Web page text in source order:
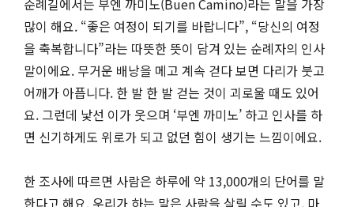
순례길에서는 부엔 까미노(Buen Camino)라는 말을 가장
많이 해요. “좋은 여정이 되기를 바랍니다”, “당신의 여정
을 축복합니다”라는 따뜻한 뜻이 담겨 있는 순례자의 인사
말이에요. 무거운 배낭을 메고 계속 걷다 보면 다리가 붓고
어깨가 아픕니다. 한 발 한 발 걷는 것이 괴로울 때도 있어
요. 그런데 낯선 이가 웃으며 ‘부엔 까미노’ 하고 인사를 하
면 신기하게도 위로가 되고 없던 힘이 생기는 느낌이에요.
한 조사에 따르면 사람은 하루에 약 13,000개의 단어를 말
한다고 해요. 우리가 하는 말은 사람을 살릴 수도 있고, 마